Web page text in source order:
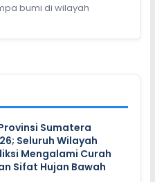
bumi di wilayah
Sumatera
Seluruh Wilayah
Mengalami Curah
Sifat Hujan Bawah